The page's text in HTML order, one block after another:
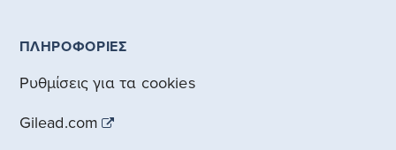
ΠΛΗΡΟΦΟΡΙΕΣ
Ρυθμίσεις για τα cookies
Gilead.com